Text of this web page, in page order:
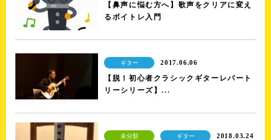
【鼻声に悩む方へ】歌声をクリアに変え
るボイトレ入門
ギター 2017.06.06
【脱！初心者クラシックギターレパート
リーシリーズ】...
未分類 ギター 2018.03.24